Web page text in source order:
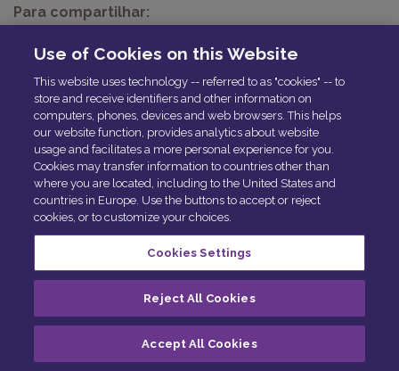
Para compartilhar:
<< Retornar
© Solera 2025Cookie Preferences
Exercer Seus Direitos
Central de Privacidade
Política de Qualidade
Use of Cookies on this Website
This website uses technology -- referred to as "cookies" -- to
store and receive identifiers and other information on
computers, phones, devices and web browsers. This helps
our website function, provides analytics about website
usage and facilitates a more personal experience for you.
Cookies may transfer information to countries other than
where you are located, including to the United States and
countries in Europe. Use the buttons to accept or reject
cookies, or to customize your choices.
Cookies Settings
Reject All Cookies
Accept All Cookies